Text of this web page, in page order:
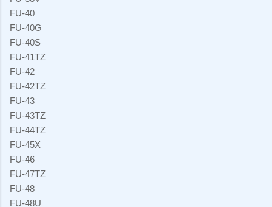
FU-40
FU-40G
FU-40S
FU-41TZ
FU-42
FU-42TZ
FU-43
FU-43TZ
FU-44TZ
FU-45X
FU-46
FU-47TZ
FU-48
FU-48U